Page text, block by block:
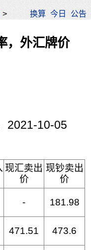
> 换算 今日 公告
，外汇牌价
10-05
现汇卖出
价
现钞卖出
价
- 181.98
471.51 473.6